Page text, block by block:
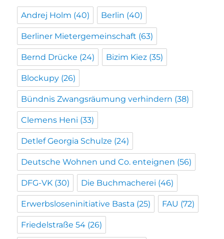
Andrej Holm (40) Berlin (40)
Berliner Mietergemeinschaft (63)
Bernd Drücke (24) Bizim Kiez (35)
Blockupy (26)
Bündnis Zwangsräumung verhindern (38)
Clemens Heni (33)
Detlef Georgia Schulze (24)
Deutsche Wohnen und Co. enteignen (56)
DFG-VK (30) Die Buchmacherei (46)
Erwerbsloseninitiative Basta (25) FAU (72)
Friedelstraße 54 (26)